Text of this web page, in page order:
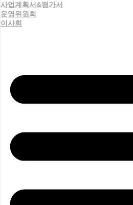
사업계획서&평가서
운영위원회
이사회